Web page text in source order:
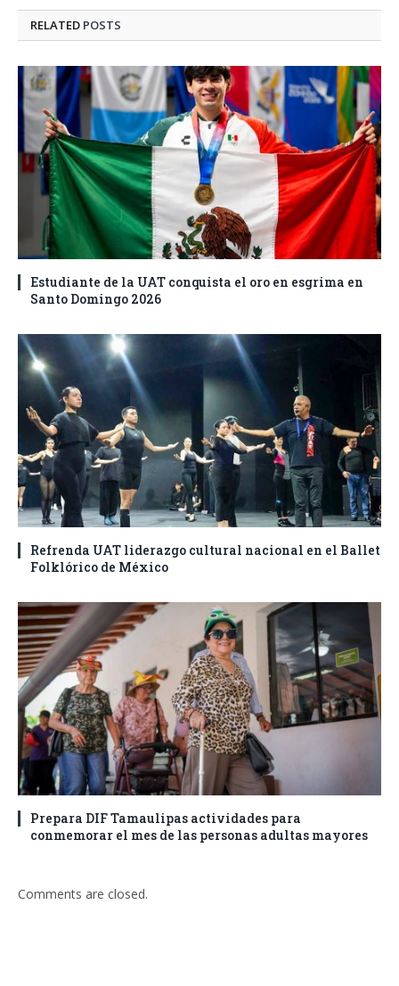
RELATED POSTS
Estudiante de la UAT conquista el oro en esgrima en
Santo Domingo 2026
Refrenda UAT liderazgo cultural nacional en el Ballet
Folklórico de México
Prepara DIF Tamaulipas actividades para
conmemorar el mes de las personas adultas mayores
Comments are closed.